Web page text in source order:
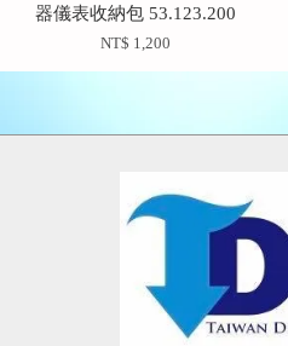
器儀表收納包 53.123.200
NT$ 1,200